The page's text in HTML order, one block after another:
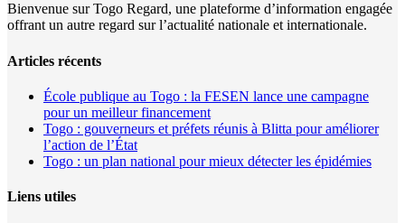
Bienvenue sur Togo Regard, une plateforme d’information engagée
offrant un autre regard sur l’actualité nationale et internationale.
Articles récents
École publique au Togo : la FESEN lance une campagne
pour un meilleur financement
Togo : gouverneurs et préfets réunis à Blitta pour améliorer
l’action de l’État
Togo : un plan national pour mieux détecter les épidémies
Liens utiles